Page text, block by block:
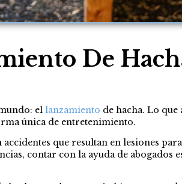
De
el lanzamiento de hacha. Lo que
única de entretenimiento.
que resultan en lesiones
contar con la ayuda de abogados